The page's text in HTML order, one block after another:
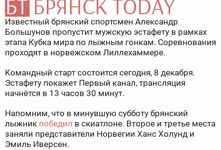
Известный брянский спортсмен Александр
Большунов пропустит мужскую эстафету в рамках
этапа Кубка мира по лыжным гонкам. Соревнования
проходят в норвежском Лиллехаммере.
Командный старт состоится сегодня, 8 декабря.
Эстафету покажет Первый канал, трансляция
начнётся в 13 часов 30 минут.
Напомним, что в минувшую субботу брянский
лыжник победил в скиатлоне. Второе и третье места
заняли представители Норвегии Ханс Холунд и
Эмиль Иверсен.